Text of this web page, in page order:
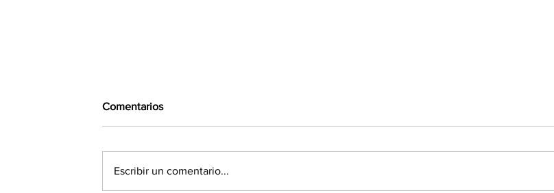
Comentarios
Escribir un comentario...